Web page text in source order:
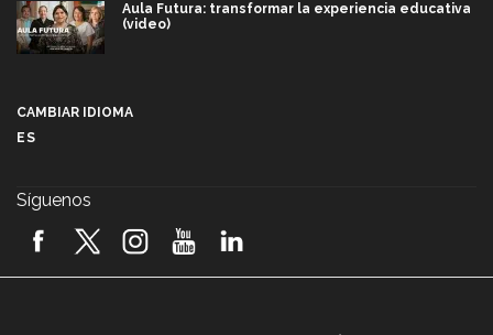
Aula Futura: transformar la experiencia educativa
(video)
2026! (video)
CAMBIAR IDIOMA
ES
Síguenos